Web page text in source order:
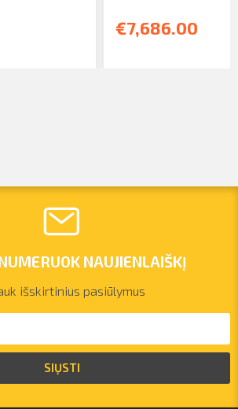
€7,686.00
NAUJIENLAIŠKĮ
išskirtinius pasiūlymus
SIŲSTI